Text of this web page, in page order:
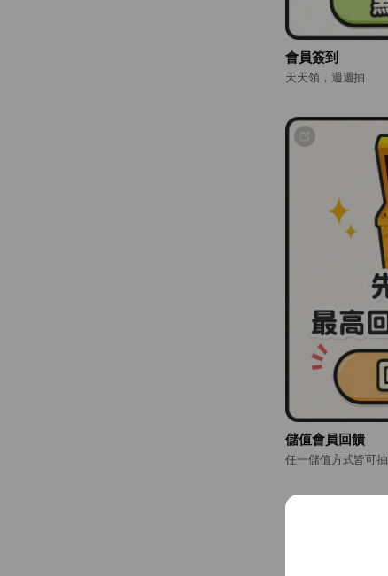
會員簽到
天天領，週週抽
儲值會員回饋
任一儲值方式皆可抽